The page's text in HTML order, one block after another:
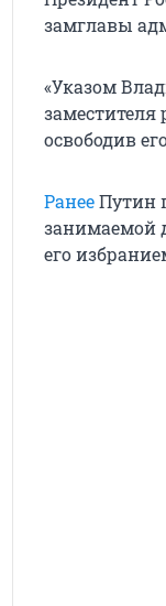
замглавы
«Указом
освободив
РанееПутин
занимаемой
его